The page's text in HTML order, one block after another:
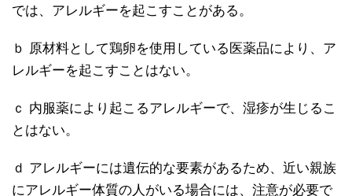
では、アレルギーを起こすことがある。
ｂ 原材料として鶏卵を使用している医薬品により、ア
レルギーを起こすことはない。
ｃ 内服薬により起こるアレルギーで、湿疹が生じるこ
とはない。
ｄ アレルギーには遺伝的な要素があるため、近い親族
にアレルギー体質の人がいる場合には、注意が必要で